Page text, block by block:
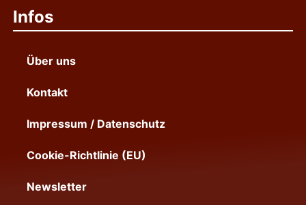
Infos
Über uns
Kontakt
Impressum / Datenschutz
Cookie-Richtlinie (EU)
Newsletter